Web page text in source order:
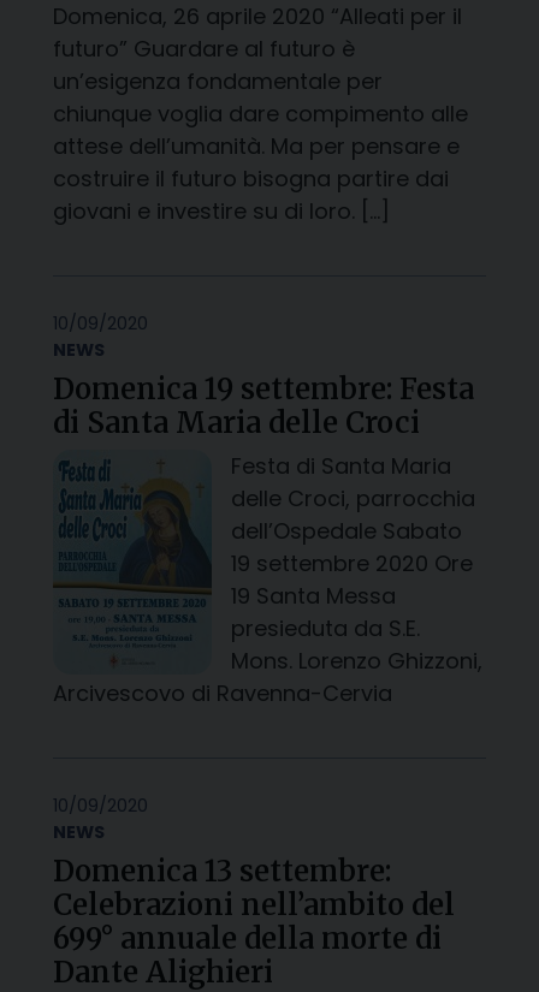
Domenica, 26 aprile 2020 “Alleati per il
futuro” Guardare al futuro è
un’esigenza fondamentale per
chiunque voglia dare compimento alle
attese dell’umanità. Ma per pensare e
costruire il futuro bisogna partire dai
giovani e investire su di loro. […]
10/09/2020
NEWS
Domenica 19 settembre: Festa
di Santa Maria delle Croci
Festa di Santa Maria
delle Croci, parrocchia
dell’Ospedale Sabato
19 settembre 2020 Ore
19 Santa Messa
presieduta da S.E.
Mons. Lorenzo Ghizzoni,
Arcivescovo di Ravenna-Cervia
10/09/2020
NEWS
Domenica 13 settembre:
Celebrazioni nell’ambito del
699° annuale della morte di
Dante Alighieri